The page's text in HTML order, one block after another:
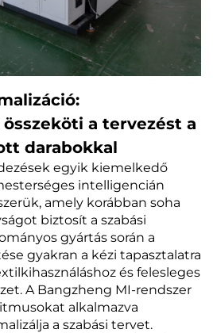
a tervezést a
darabokkal
egyik kiemelkedő
intelligencián
amely korábban soha
biztosít a szabási
gyártás során a
gyakran a kézi tapasztalatra
és felesleges
A Bangzheng MI-rendszer
alkalmazva
a szabási tervet.